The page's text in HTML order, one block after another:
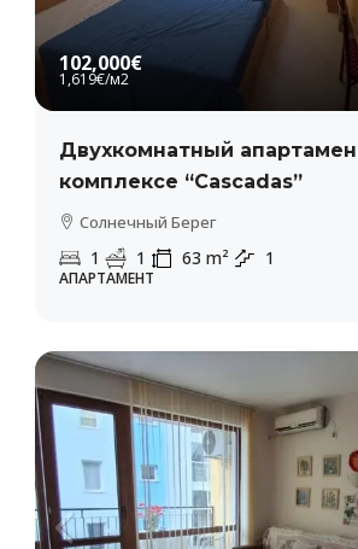
102,000€
1,619€/м2
Двухкомнатный
комплексе “Cascadas”
Солнечный Берег
1 1 63 m² 1
АПАРТАМЕНТ